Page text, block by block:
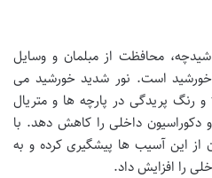
محافظت از مبلمان و وسایل
است. نور شدید خورشید می
تواند به مرور زمان باعث fading و رنگ پریدگی در پارچه ها و متریال
داخلی را کاهش دهد. با
از این آسیب ها پیشگیری کرده و به
را افزایش داد.